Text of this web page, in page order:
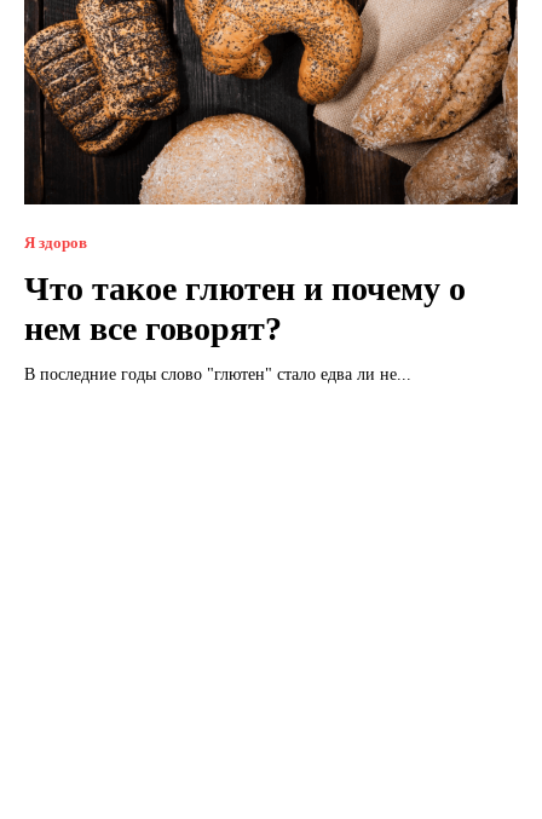
Я здоров
Что такое глютен и почему о
нем все говорят?
В последние годы слово "глютен" стало едва ли не...